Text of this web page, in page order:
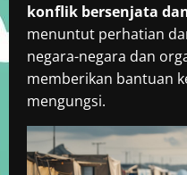
konflik bersenjata
menuntut perhatian
negara-negara dan
memberikan bantuan
mengungsi.